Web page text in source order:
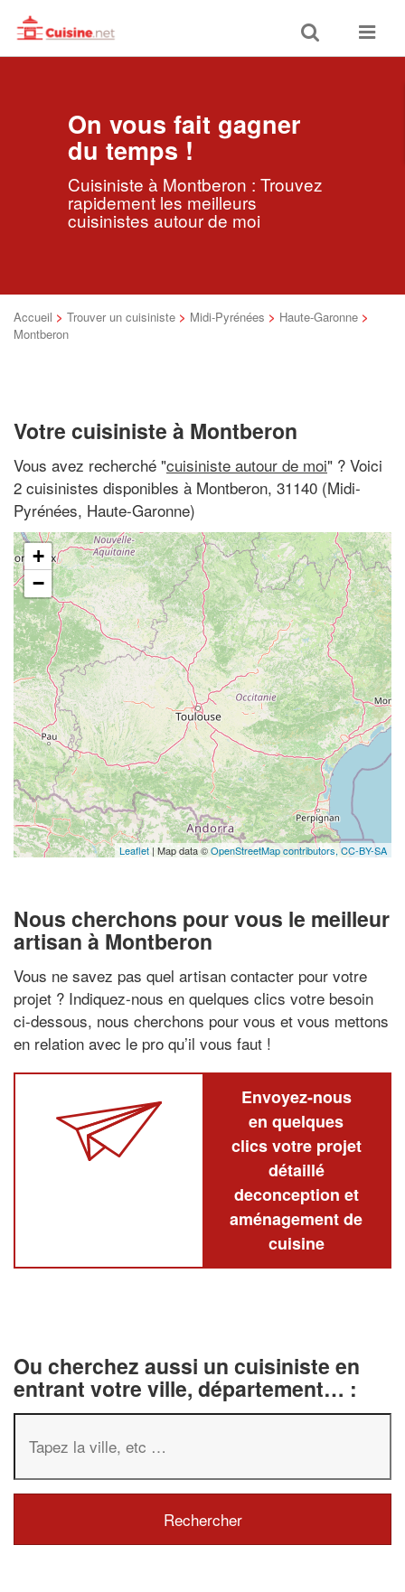
Toggle
search
Toggle
On vous fait gagner
du temps !
Cuisiniste à Montberon : Trouvez
rapidement les meilleurs
cuisinistes autour de moi
Accueil > Trouver un cuisiniste > Midi-Pyrénées > Haute-Garonne >
Montberon
Votre cuisiniste à Montberon
Vous avez recherché "cuisiniste autour de moi" ? Voici
2 cuisinistes disponibles à Montberon, 31140 (Midi-
Pyrénées, Haute-Garonne)
+
−
Leaflet | Map data ©OpenStreetMap contributors, CC-BY-SA
Nous cherchons pour vous le meilleur
artisan à Montberon
Vous ne savez pas quel artisan contacter pour votre
projet ? Indiquez-nous en quelques clics votre besoin
ci-dessous, nous cherchons pour vous et vous mettons
en relation avec le pro qu’il vous faut !
Envoyez-nous
en quelques
clics votre projet
détaillé
deconception et
aménagement de
cuisine
Ou cherchez aussi un cuisiniste en
entrant votre ville, département… :